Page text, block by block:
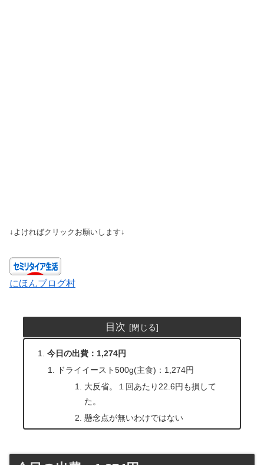
↓よければクリックお願いします↓
にほんブログ村
目次
今日の出費：1,274円
ドライイースト500g(主食)：1,274円
大反省。１回あたり22.6円も損して
た。
懸念点が無いわけではない